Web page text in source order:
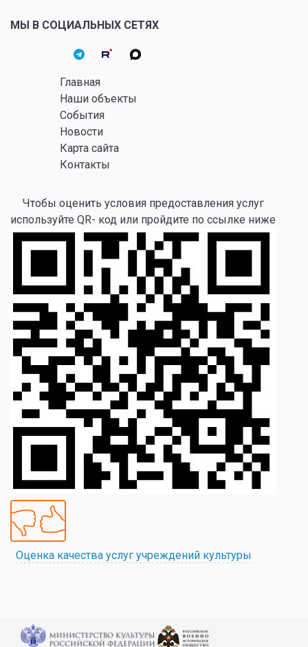
МЫ В СОЦИАЛЬНЫХ СЕТЯХ
Главная
Наши объекты
События
Новости
Карта сайта
Контакты
Чтобы оценить условия предоставления услуг
используйте QR- код или пройдите по ссылке ниже
Оценка качества услуг учреждений культуры